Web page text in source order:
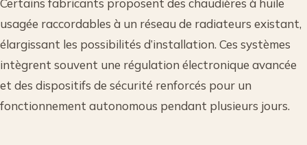
Certains fabricants proposent des chaudières à huile
usagée raccordables à un réseau de radiateurs existant,
élargissant les possibilités d’installation. Ces systèmes
intègrent souvent une régulation électronique avancée
et des dispositifs de sécurité renforcés pour un
fonctionnement autonomous pendant plusieurs jours.